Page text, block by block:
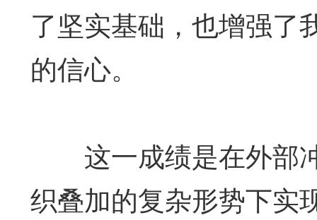
了坚实基础，也增强了
的信心。
这一成绩是在外部
织叠加的复杂形势下实